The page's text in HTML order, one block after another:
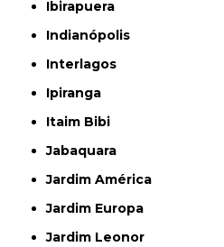
Ibirapuera
Indianópolis
Interlagos
Ipiranga
Itaim Bibi
Jabaquara
Jardim América
Jardim Europa
Jardim Leonor